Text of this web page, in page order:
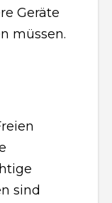
Geräte
müssen.
sind